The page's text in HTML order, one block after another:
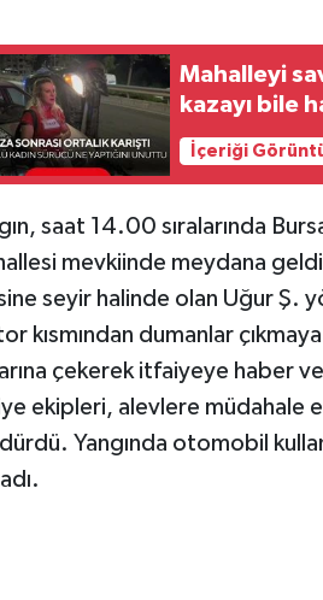
Mahalleyi
kazayı bile
İçeriği
saat 14.00 sıralarında
mevkiinde meydana
seyir halinde olan Uğur Ş.
kısmından dumanlar
çekerek itfaiyeye haber
ekipleri, alevlere müdahale
Yangında otomobil